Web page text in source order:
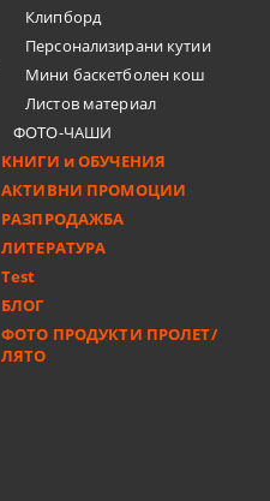
Клипборд
Персонализирани кутии
Мини баскетболен кош
Листов материал
ФОТО-ЧАШИ
КНИГИ и ОБУЧЕНИЯ
АКТИВНИ ПРОМОЦИИ
РАЗПРОДАЖБА
ЛИТЕРАТУРА
Test
БЛОГ
ФОТО ПРОДУКТИ ПРОЛЕТ/
ЛЯТО